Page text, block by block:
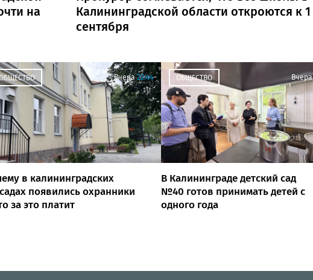
на
Калининградской области откроются к 1
сентября
Вчера 22:44
в калининградских
появились охранники
за это платит
ОБЩЕСТВО Вчера
В Калининграде детский сад
№40 готов принимать детей с
одного года